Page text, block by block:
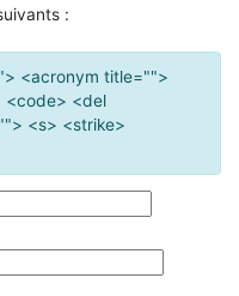
:
<acronym title="">
<code> <del
<s> <strike>